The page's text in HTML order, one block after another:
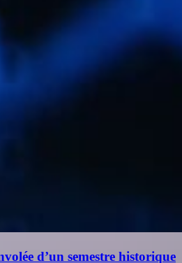
d’un semestre historique